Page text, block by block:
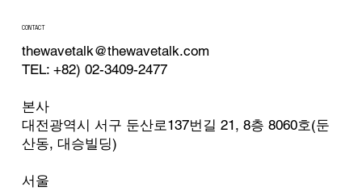
CONTACT
thewavetalk@thewavetalk.com
TEL: +82) 02-3409-2477
본사
대전광역시 서구 둔산로137번길 21, 8층 8060호(둔
산동, 대승빌딩)
서울